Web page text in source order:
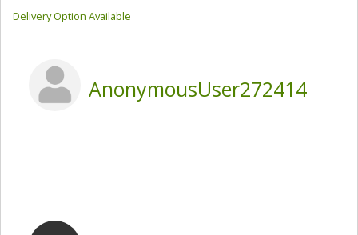
Delivery Option Available
AnonymousUser272414